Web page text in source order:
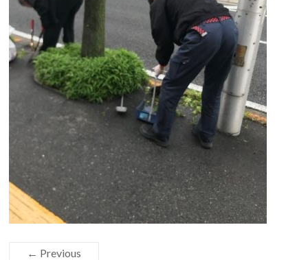
← Previous